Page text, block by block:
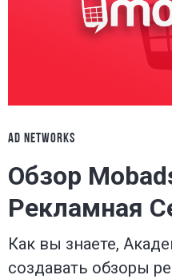
AD NETWORKS
Обзор
Рекламная
Как вы знаете,
создавать обзоры